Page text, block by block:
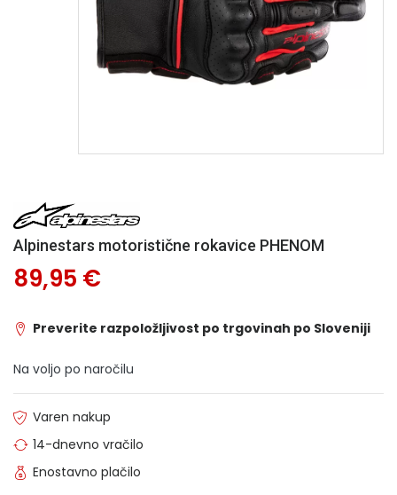
Alpinestars motoristične rokavice PHENOM
89,95 €
Preverite razpoložljivost po trgovinah po Sloveniji
Na voljo po naročilu
Varen nakup
14-dnevno vračilo
Enostavno plačilo